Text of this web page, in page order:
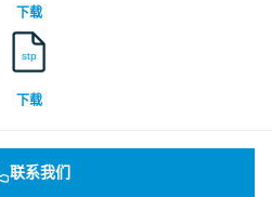
下载
stp
下载
联系我们